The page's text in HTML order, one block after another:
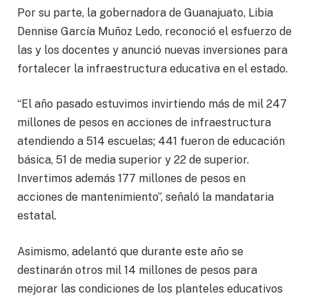
Por su parte, la gobernadora de Guanajuato, Libia
Dennise García Muñoz Ledo, reconoció el esfuerzo de
las y los docentes y anunció nuevas inversiones para
fortalecer la infraestructura educativa en el estado.
“El año pasado estuvimos invirtiendo más de mil 247
millones de pesos en acciones de infraestructura
atendiendo a 514 escuelas; 441 fueron de educación
básica, 51 de media superior y 22 de superior.
Invertimos además 177 millones de pesos en
acciones de mantenimiento”, señaló la mandataria
estatal.
Asimismo, adelantó que durante este año se
destinarán otros mil 14 millones de pesos para
mejorar las condiciones de los planteles educativos